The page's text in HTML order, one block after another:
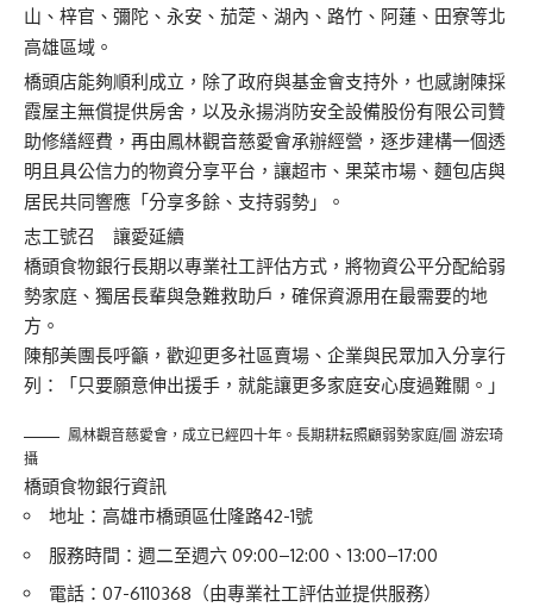
山、梓官、彌陀、永安、茄萣、湖內、路竹、阿蓮、田寮等北
高雄區域。
橋頭店能夠順利成立，除了政府與基金會支持外，也感謝陳採
霞屋主無償提供房舍，以及永揚消防安全設備股份有限公司贊
助修繕經費，再由鳳林觀音慈愛會承辦經營，逐步建構一個透
明且具公信力的物資分享平台，讓超市、果菜市場、麵包店與
居民共同響應「分享多餘、支持弱勢」。
志工號召 讓愛延續
橋頭食物銀行長期以專業社工評估方式，將物資公平分配給弱
勢家庭、獨居長輩與急難救助戶，確保資源用在最需要的地
方。
陳郁美團長呼籲，歡迎更多社區賣場、企業與民眾加入分享行
列：「只要願意伸出援手，就能讓更多家庭安心度過難關。」
鳳林觀音慈愛會，成立已經四十年。長期耕耘照顧弱勢家庭/圖 游宏琦
攝
橋頭食物銀行資訊
地址：高雄市橋頭區仕隆路42-1號
服務時間：週二至週六 09:00–12:00、13:00–17:00
電話：07-6110368（由專業社工評估並提供服務）